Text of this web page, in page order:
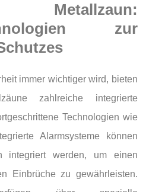
zur
immer wichtiger wird, bieten
zahlreiche integrierte
Technologien wie
Alarmsysteme können
integriert werden, um einen
Einbrüche zu gewährleisten.